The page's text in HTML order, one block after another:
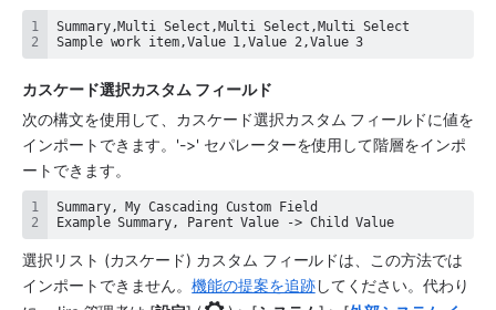
Sample work item,Value 1,Value 2,Value 3
カスケード選択カスタム フィールド
次の構文を使用して、カスケード選択カスタム フィールドに値を
インポートできます。'->' セパレーターを使用して階層をインポ
ートできます。
Example Summary, Parent Value -> Child Value
選択リスト (カスケード) カスタム フィールドは、この方法では
インポートできません。機能の提案を追跡してください。代わり